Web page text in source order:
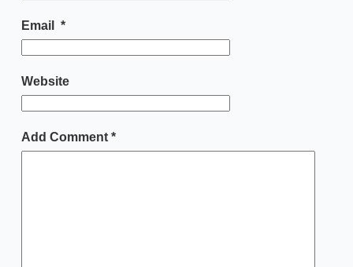
Email *
Website
Add Comment*